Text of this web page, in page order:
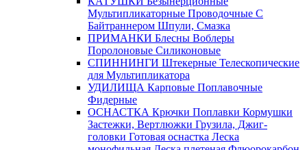
Мультипликаторные Проводочные С
Байтраннером Шпули, Смазка
ПРИМАНКИ Блесны Воблеры
Поролоновые Силиконовые
СПИННИНГИ Штекерные Телескопические
для Мультипликатора
УДИЛИЩА Карповые Поплавочные
Фидерные
ОСНАСТКА Крючки Поплавки Кормушки
Застежки, Вертлюжки Грузила, Джиг-
головки Готовая оснастка Леска